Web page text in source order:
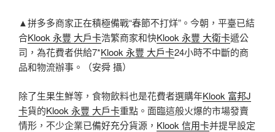
▲拼多多商家正在積極備戰“春節不打烊”。今朝，平臺已結
合Klook 永豐 大戶卡浩繁商家和快Klook 永豐 大衛卡遞公
司，為花費者供給7*Klook 永豐 大戶卡24小時不中斷的商
品和物流辦事。（安舜 攝）
除了生果生鮮等，食物飲料也是花費者選購年Klook 富邦J
卡貨的Klook 永豐 大戶卡重點。面臨這般火爆的市場發賣
情形，不少企業已備好充分貨源， Klook 信用卡并提早設定